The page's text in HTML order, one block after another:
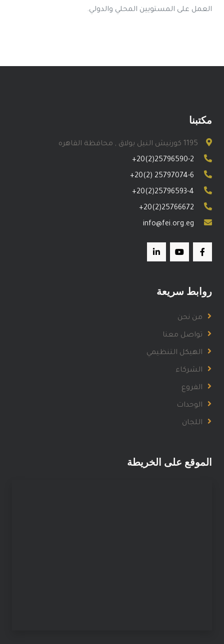
العمل على المستويين المحلي والدولي.
مكتبنا
1195 كورنيش النيل بولاق , محافظة القاهره
+20(2)25796590-2
+20(2) 25797074-6
+20(2)25796593-4
+20(2)25766672
info@fei.org.eg
روابط سريعة
من نحن
تواصل معنا
الهيكل التنظيمي
الشركاء
الفروع
الوحدات
اللجان
الموقع على الخريطة